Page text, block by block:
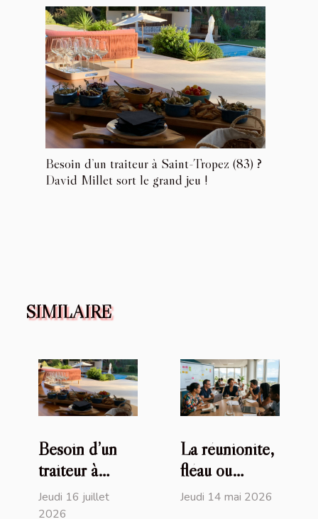
Besoin d’un traiteur à Saint-Tropez (83) ?
David Millet sort le grand jeu !
SIMILAIRE
Besoin d’un
traiteur à
Saint-Tropez
(83) ? David
Jeudi 16 juillet
2026
La réunionite,
fléau ou
opportunité
Jeudi 14 mai 2026